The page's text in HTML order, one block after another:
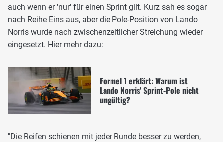
auch wenn er 'nur' für einen Sprint gilt. Kurz sah es sogar
nach Reihe Eins aus, aber die Pole-Position von Lando
Norris wurde nach zwischenzeitlicher Streichung wieder
eingesetzt. Hier mehr dazu:
Formel 1 erklärt: Warum ist
Lando Norris' Sprint-Pole nicht
ungültig?
"Die Reifen schienen mit jeder Runde besser zu werden,